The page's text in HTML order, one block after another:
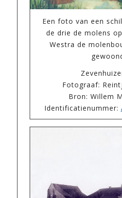
Een foto van een
de drie de molens
Westra de
Fotograaf:
Bron: Willem
Identificatienummer: